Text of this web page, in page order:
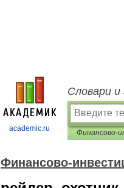
academic.ru
Словари и
Финансово-